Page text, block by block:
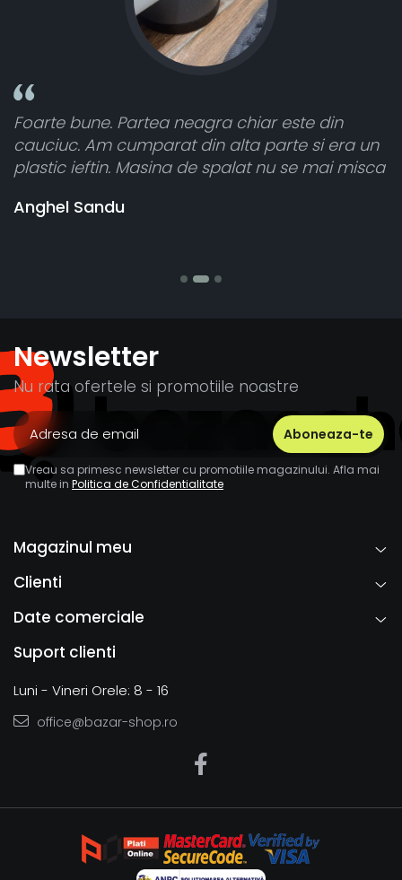
este din
si era un
se mai misca
Toate sunt foarte luminoase și
atât de bine în curtea din spate.
cele 8 bucati dar una nu a
Newsletter
Nu rata ofertele si promotiile noastre
Vreau sa primesc newsletter cu promotiile magazinului. Afla mai
multe in Politica de Confidentialitate
Magazinul meu
Clienti
Date comerciale
Suport clienti
Luni - Vineri Orele: 8 - 16
office@bazar-shop.ro